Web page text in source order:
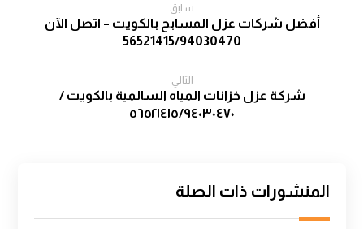
سابق
أفضل شركات عزل المسابح بالكويت – اتصل الآن
56521415/94030470
التالي
شركة عزل خزانات المياه السالمية بالكويت /
٥٦٥٢١٤١٥/٩٤٠٣٠٤٧٠
المنشورات ذات الصلة